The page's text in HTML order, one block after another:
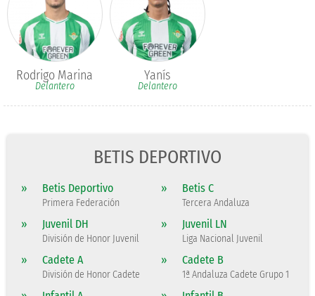
Rodrigo Marina
Delantero
Yanís
Delantero
BETIS DEPORTIVO
» Betis Deportivo
Primera Federación
» Betis C
Tercera Andaluza
» Juvenil DH
División de Honor Juvenil
» Juvenil LN
Liga Nacional Juvenil
» Cadete A
División de Honor Cadete
» Cadete B
1ª Andaluza Cadete Grupo 1